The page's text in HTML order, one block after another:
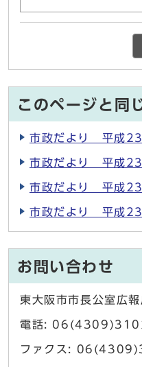
このページと同
市政だより 平成
市政だより 平成
市政だより 平成
市政だより 平成
お問い合わせ
東大阪市市長公室広
電話:
ファクス: